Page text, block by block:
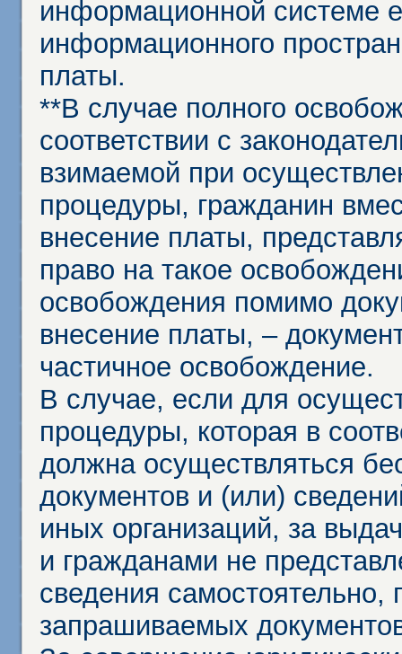
информационной системе
информационного
платы.
**В случае полного
соответствии с
взимаемой при
процедуры, гражданин
внесение платы,
право на такое
освобождения помимо
внесение платы, –
частичное освобождение.
В случае, если для
процедуры, которая в
должна осуществляться
документов и (или)
иных организаций, за
и гражданами не
сведения
запрашиваемых